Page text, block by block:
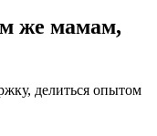
же мамам,
делиться опытом